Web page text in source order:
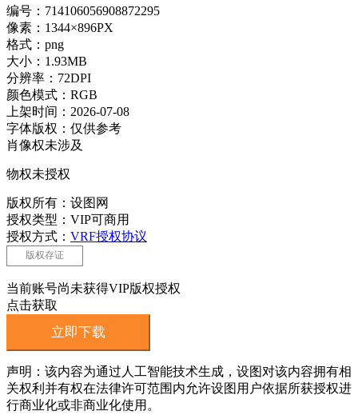
编号：714106056908872295
像素：1344×896PX
格式：png
大小：1.93MB
分辨率：72DPI
颜色模式：RGB
上架时间：2026-07-08
字体版权：仅供参考
肖像权未涉及
物权未授权
版权所有：设图网
授权类型：VIP可商用
授权方式： VRF授权协议
版权存证
当前账号尚未获得VIP版权授权
点击获取
立即下载
声明：该内容为通过人工智能技术生成，设图对该内容拥有相
关权利并有权在法律许可范围内允许设图用户依据所获授权进
行商业化或非商业化使用。